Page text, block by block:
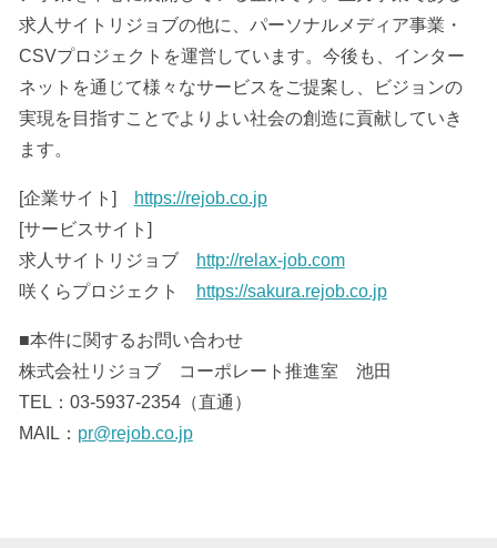
求人サイトリジョブの他に、パーソナルメディア事業・
CSVプロジェクトを運営しています。今後も、インター
ネットを通じて様々なサービスをご提案し、ビジョンの
実現を目指すことでよりよい社会の創造に貢献していき
ます。
[企業サイト]
https://rejob.co.jp
[サービスサイト]
求人サイトリジョブ
http://relax-job.com
咲くらプロジェクト
https://sakura.rejob.co.jp
■本件に関するお問い合わせ
株式会社リジョブ コーポレート推進室 池田
TEL：03-5937-2354（直通）
MAIL： pr@rejob.co.jp